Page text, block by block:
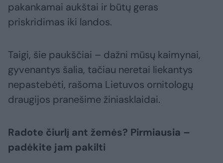
pakankamai aukštai ir būtų geras
priskridimas iki landos.
Taigi, šie paukščiai – dažni mūsų kaimynai,
gyvenantys šalia, tačiau neretai liekantys
nepastebėti, rašoma Lietuvos ornitologų
draugijos pranešime žiniasklaidai.
Radote čiurlį ant žemės? Pirmiausia –
padėkite jam pakilti